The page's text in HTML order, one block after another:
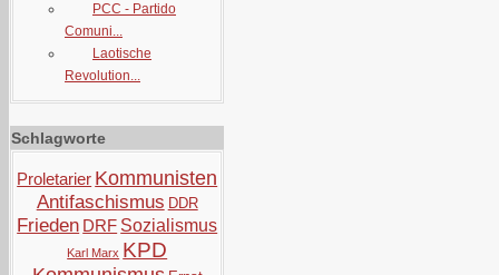
PCC - Partido
Comuni...
Laotische
Revolution...
Schlagworte
Proletarier Kommunisten
Antifaschismus DDR
Frieden DRF Sozialismus
Karl Marx KPD